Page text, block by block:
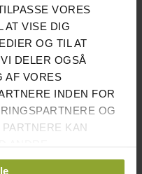
VORES
AT VISE DIG
OG TIL AT
DELER OGSÅ
AF VORES
INDEN FOR
OG
KAN
ANDRE
DEM, ELLER SOM DE
4 STK.
1ANMELDELSE
RECOIL OUTDOOR
VÆGTSTANGSSTATIV/C
HIN-UP STATIV TIL
UDENDØRS BRUG
SORT PREMIUM
4.892 DKK